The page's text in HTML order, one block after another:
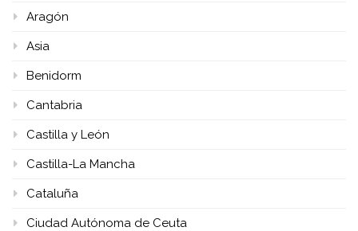
Aragón
Asia
Benidorm
Cantabria
Castilla y León
Castilla-La Mancha
Cataluña
Ciudad Autónoma de Ceuta